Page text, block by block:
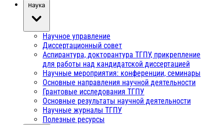
Наука
Научное управление
Диссертационный совет
Аспирантура, докторантура ТГПУ, прикрепление
для работы над кандидатской диссертацией
Научные мероприятия: конференции, семинары
Основные направления научной деятельности
Грантовые исследования ТГПУ
Основные результаты научной деятельности
Научные журналы ТГПУ
Полезные ресурсы